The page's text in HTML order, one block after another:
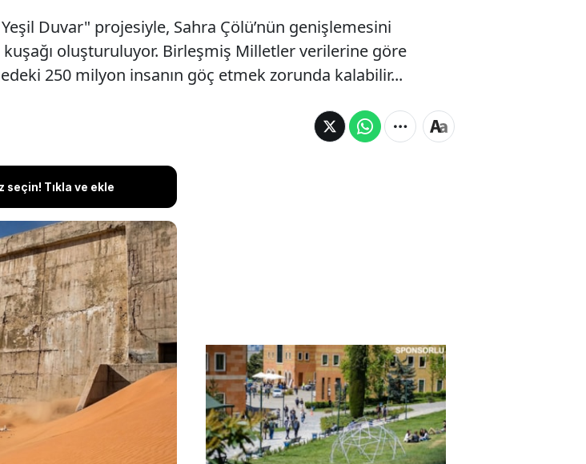
Duvar" projesiyle, Sahra Çölü’nün genişlemesini
oluşturuluyor. Birleşmiş Milletler verilerine göre
250 milyon insanın göç etmek zorunda kalabilir...
seçin! Tıkla ve ekle
"Büyük Yeşil Duvar"
durdurmak için 8 bin
Birleşmiş Milletler
2050 yılına kadar
kalabilir...